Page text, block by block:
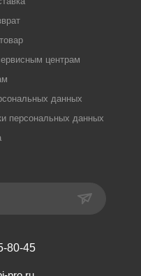
центрам
данных
персональных данных
80-45